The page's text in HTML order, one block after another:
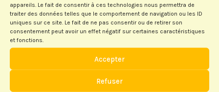
appareils. Le fait de consentir à ces technologies nous permettra de
traiter des données telles que le comportement de navigation ou les ID
uniques sur ce site. Le fait de ne pas consentir ou de retirer son
consentement peut avoir un effet négatif sur certaines caractéristiques
et fonctions.
Accepter
Refuser
trente ans
parFrançois AUBERTEIN-LABAT 12/07/2015
En Octobre 1985, après une présentation par un
représentant de la Fédération, un groupe commence à
jouer en Duplicate à Anglet, au sein d’une
Lire la suite »